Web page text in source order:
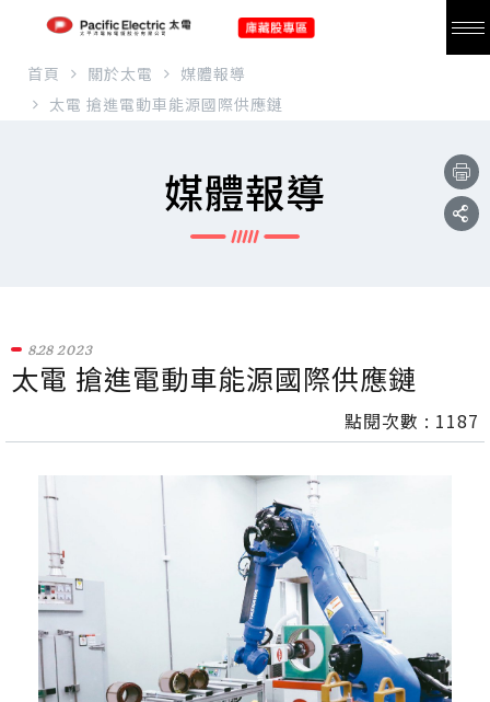
首頁 關於太電
媒體報導
太電 搶進電動車能源國際供應鏈
媒體報導
8.28 2023
太電 搶進電動車能源國際供應鏈
點閱次數 : 1187